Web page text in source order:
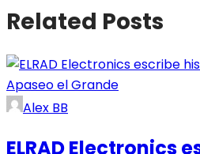
Related Posts
Alex BB
ELRAD Electronics